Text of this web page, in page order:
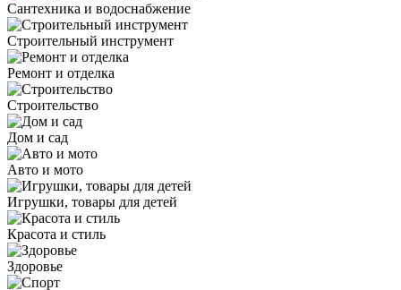
Сантехника и водоснабжение
Строительный инструмент
Ремонт и отделка
Строительство
Дом и сад
Авто и мото
Игрушки, товары для детей
Красота и стиль
Здоровье